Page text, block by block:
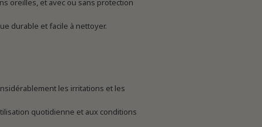
oreilles, et avec ou sans protection
durable et facile à nettoyer.
les irritations et les
quotidienne et aux conditions